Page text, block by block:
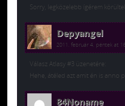
Sorry, legközelebb ígérem
Depyangel
2011. február 4. péntek at
Válasz Atlasy #3 üzenetére:
Hehe, átéled azt amit én is anno
84Noname